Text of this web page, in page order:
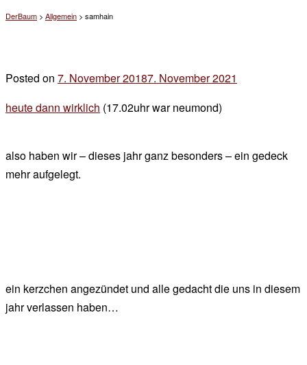
DerBaum > Allgemein > samhain
Posted on 7. November 20187. November 2021
heute dann wirklich (17.02uhr war neumond)
also haben wir – dieses jahr ganz besonders – ein gedeck
mehr aufgelegt.
ein kerzchen angezündet und alle gedacht die uns in diesem
jahr verlassen haben…